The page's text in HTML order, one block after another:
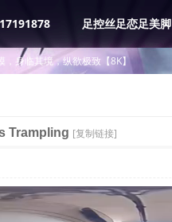
足控丝足恋足美脚
，身临其境，纵欲极致【8K】
Trampling [复制链接]